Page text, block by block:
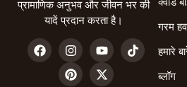
प्रामाणिक अनुभव और जीवन भर की
यादें प्रदान करता है।
गरम
हमारे
ब्लॉग